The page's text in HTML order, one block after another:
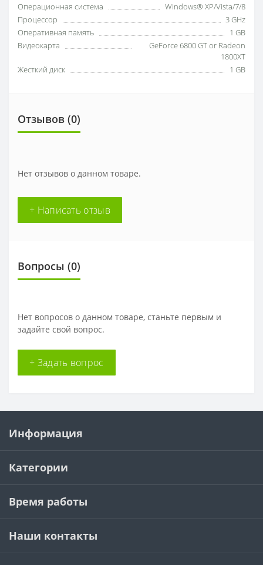
Операционная система
Windows® XP/Vista/7/8
Процессор
3 GHz
Оперативная память
1 GB
Видеокарта
GeForce 6800 GT or Radeon
1800XT
Жесткий диск
1 GB
Отзывов (0)
Нет отзывов о данном товаре.
+ Написать отзыв
Вопросы (0)
Нет вопросов о данном товаре, станьте первым и
задайте свой вопрос.
+ Задать вопрос
Информация
Категории
Время работы
Наши контакты